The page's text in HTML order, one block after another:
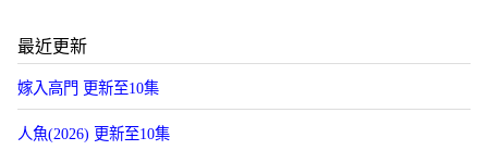
最近更新
嫁入高門 更新至10集
人魚(2026) 更新至10集